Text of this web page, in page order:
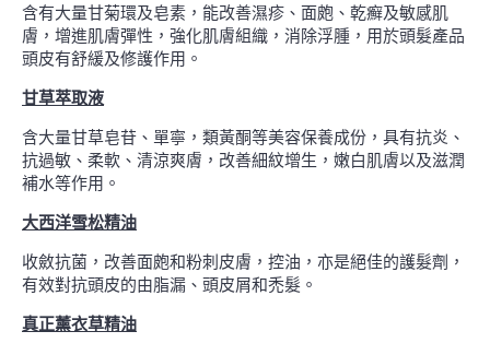
含有大量甘菊環及皂素，能改善濕疹、面皰、乾癬及敏感肌
膚，增進肌膚彈性，強化肌膚組織，消除浮腫，用於頭髮產品
頭皮有舒緩及修護作用。
甘草萃取液
含大量甘草皂苷、單寧，類黃酮等美容保養成份，具有抗炎、
抗過敏、柔軟、清涼爽膚，改善細紋增生，嫩白肌膚以及滋潤
補水等作用。
大西洋雪松精油
收斂抗菌，改善面皰和粉刺皮膚，控油，亦是絕佳的護髮劑，
有效對抗頭皮的由脂漏、頭皮屑和禿髮。
真正薰衣草精油